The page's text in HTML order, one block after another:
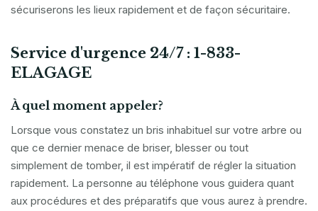
sécuriserons les lieux rapidement et de façon sécuritaire.
Service d'urgence 24/7 : 1-833-
ELAGAGE
À quel moment appeler?
Lorsque vous constatez un bris inhabituel sur votre arbre ou
que ce dernier menace de briser, blesser ou tout
simplement de tomber, il est impératif de régler la situation
rapidement. La personne au téléphone vous guidera quant
aux procédures et des préparatifs que vous aurez à prendre.